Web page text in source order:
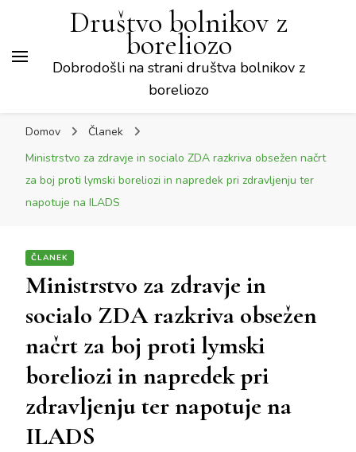
Društvo bolnikov z
boreliozo
Dobrodošli na strani društva bolnikov z
boreliozo
Domov
Članek
Ministrstvo za zdravje in socialo ZDA razkriva obsežen načrt
za boj proti lymski boreliozi in napredek pri zdravljenju ter
napotuje na ILADS
ČLANEK
Ministrstvo za zdravje in
socialo ZDA razkriva obsežen
načrt za boj proti lymski
boreliozi in napredek pri
zdravljenju ter napotuje na
ILADS